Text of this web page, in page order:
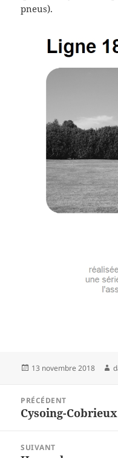
pneus).
Publié
13 novembre 2018
l’article
PRÉCÉDENT
Article
Cysoing-Cobrieux
SUIVANT